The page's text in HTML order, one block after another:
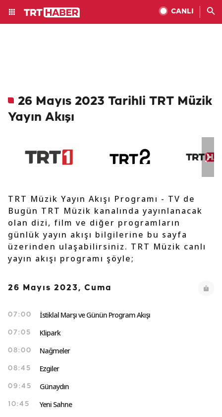
CANLI
26 Mayıs 2023 Tarihli TRT Müzik
Yayın Akışı
TRT Müzik Yayın Akışı Programı - TV de
Bugün TRT Müzik kanalında yayınlanacak
olan dizi, film ve diğer programların
günlük yayın akışı bilgilerine bu sayfa
üzerinden ulaşabilirsiniz. TRT Müzik canlı
yayın akışı programı şöyle;
26 Mayıs 2023, Cuma
07:00 İstiklal Marşı ve Günün Program Akışı
07:05 Klipark
08:00 Nağmeler
08:45 Ezgiler
09:45 Günaydın
10:45 Yeni Sahne